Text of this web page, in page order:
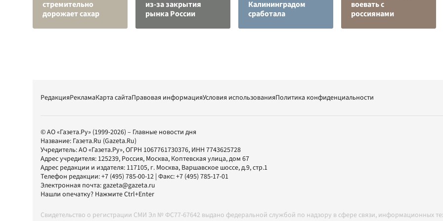
стремительно
дорожает сахар
из-за закрытия
рынка России
Калининградом
сработала
воевать с
россиянами
РедакцияРекламаКарта сайтаПравовая информацияУсловия использованияПолитика конфиденциальности
© АО «Газета.Ру» (1999-2026) – Главные новости дня
Название: Газета.Ru (Gazeta.Ru)
Учредитель:АО «Газета.Ру», ОГРН 1067761730376, ИНН 7743625728
Адрес учредителя: 125239, Россия, Москва, Коптевская улица, дом 67
Адрес редакции и издателя: 117105, г. Москва, Варшавское шоссе, д.9, стр.1
Телефон редакции:+7 (495) 785-00-12 | Факс:+7 (495) 785-17-01
Электронная почта:gazeta@gazeta.ru
Нашли опечатку? Нажмите Ctrl+Enter
Свидетельство о регистрации СМИ Эл № ФС77-67642 выдано федеральной службой по надзору в сфере связи, информационных